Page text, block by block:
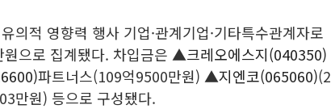
유의적 영향력 행사 기업·관계기업·기타특수관계자로
으로 집계됐다. 차입금은 ▲크레오에스지(040350)
파트너스(109억9500만원) ▲지엔코(065060)(2
만원) 등으로 구성됐다.